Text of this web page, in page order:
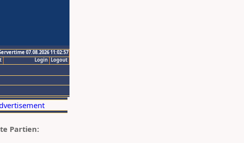
07.08.2026 11:02:57
Logout
Login
Partien: